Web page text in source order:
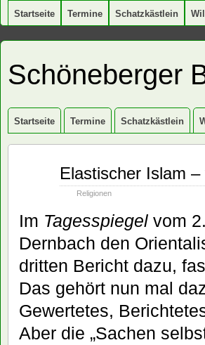
Startseite Termine Schatzkästlein
Schöneberger
Startseite Termine Schatzkästlein
Elastischer Islam
Religionen
Im Tagesspiegel vom
Dernbach den
dritten Bericht dazu,
Das gehört nun mal
Gewertetes,
Aber die „Sachen